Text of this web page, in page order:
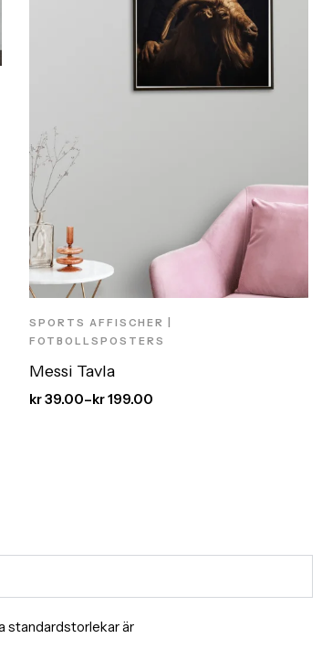
SPORTS AFFISCHER |
FOTBOLLSPOSTERS
Messi Tavla
kr39.00–kr199.00
standardstorlekar är